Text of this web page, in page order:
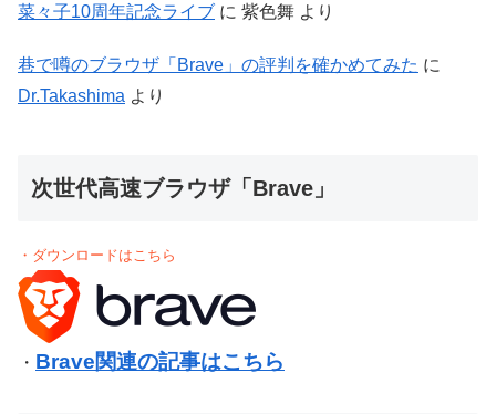
菜々子10周年記念ライブ に 紫色舞 より
巷で噂のブラウザ「Brave」の評判を確かめてみた に
Dr.Takashima より
次世代高速ブラウザ「Brave」
・ダウンロードはこちら
・ Brave関連の記事はこちら